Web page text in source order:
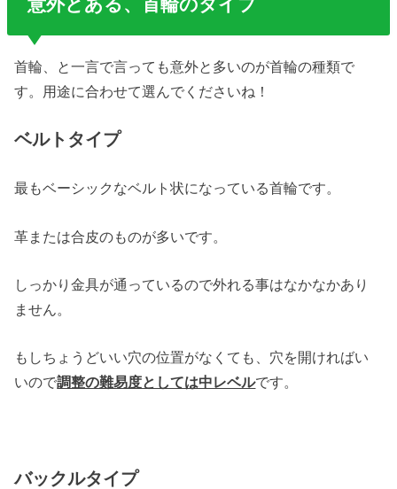
意外とある、首輪のタイプ
首輪、と一言で言っても意外と多いのが首輪の種類で
す。用途に合わせて選んでくださいね！
ベルトタイプ
最もベーシックなベルト状になっている首輪です。
革または合皮のものが多いです。
しっかり金具が通っているので外れる事はなかなかあり
ません。
もしちょうどいい穴の位置がなくても、穴を開ければい
いので調整の難易度としては中レベルです。
バックルタイプ